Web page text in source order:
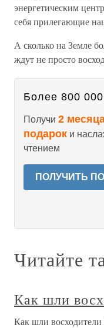
энергетическим
себя прилегающие
А сколько на Земле
ждут не просто
Более 800 000
Получи 2
подарок и
чтением
ПОЛУЧИТЬ
Читайте
Как шли
Как шли восходители